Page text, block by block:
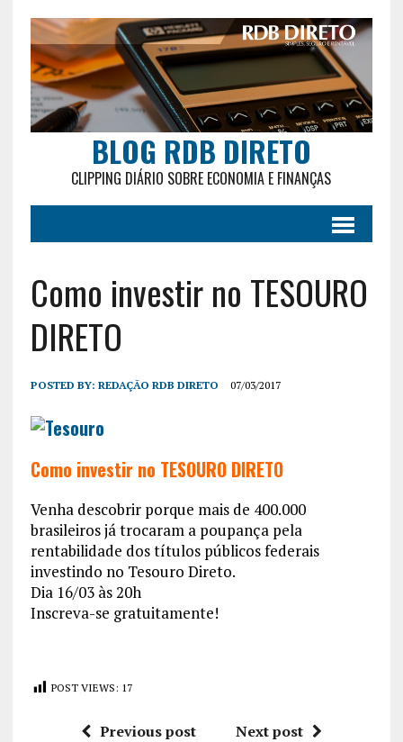
BLOG RDB DIRETO
CLIPPING DIÁRIO SOBRE ECONOMIA E FINANÇAS
Como investir no TESOURO
DIRETO
POSTED BY: REDAÇÃO RDB DIRETO 07/03/2017
Como investir no TESOURO DIRETO
Venha descobrir porque mais de 400.000
brasileiros já trocaram a poupança pela
rentabilidade dos títulos públicos federais
investindo no Tesouro Direto.
Dia 16/03 às 20h
Inscreva-se gratuitamente!
POST VIEWS: 17
Previous post Next post